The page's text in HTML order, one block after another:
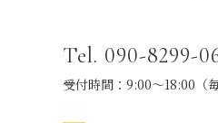
Tel. 090-8299-
受付時間：9:00～18:00（